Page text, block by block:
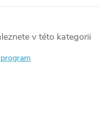
v této kategorii